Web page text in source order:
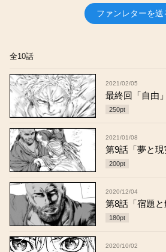
ファンレターを送
全10話
2021/02/05
最終回「自由」
250pt
2021/01/08
第9話「夢と現
200pt
2020/12/04
第8話「宿題と
180pt
2020/10/02